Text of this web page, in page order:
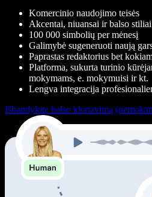
Komercinio naudojimo teisės
Akcentai, niuansai ir balso stiliai
100 000 simbolių per mėnesį
Galimybė sugeneruoti naują
Paprastas redaktorius bet
Platforma, sukurta turinio
mokymams, e. mokymuisi ir kt.
Lengva integracija
Išbandykite balso klonavimą